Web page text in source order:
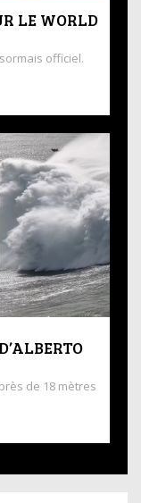
LE WORLD
officiel.
de 18 mètres